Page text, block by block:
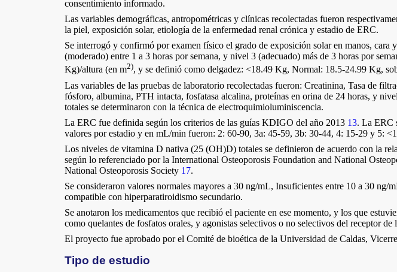
consentimiento informado.
Las variables demográficas, antropométricas y clínicas recolectadas fueron
la piel, exposición solar, etiología de la enfermedad renal crónica y estadio de ERC.
Se interrogó y confirmó por examen físico el grado de exposición solar en manos,
(moderado) entre 1 a 3 horas por semana, y nivel 3 (adecuado) más de 3 horas por
Kg)/altura (en m2), y se definió como delgadez: <18.49 Kg, Normal: 18.5-24.99 Kg,
Las variables de las pruebas de laboratorio recolectadas fueron: Creatinina, Tasa de
fósforo, albumina, PTH intacta, fosfatasa alcalina, proteínas en orina de 24 horas, y
totales se determinaron con la técnica de electroquimioluminiscencia.
La ERC fue definida según los criterios de las guías KDIGO del año 2013 13. La ERC
valores por estadio y en mL/min fueron: 2: 60-90, 3a: 45-59, 3b: 30-44, 4: 15-29 y 5:
Los niveles de vitamina D nativa (25 (OH)D) totales se definieron de acuerdo con la
según lo referenciado por la International Osteoporosis Foundation and National
National Osteoporosis Society 17.
Se consideraron valores normales mayores a 30 ng/mL, Insuficientes entre 10 a 30
compatible con hiperparatiroidismo secundario.
Se anotaron los medicamentos que recibió el paciente en ese momento, y los que
como quelantes de fosfatos orales, y agonistas selectivos o no selectivos del receptor de
El proyecto fue aprobado por el Comité de bioética de la Universidad de Caldas,
Tipo de estudio